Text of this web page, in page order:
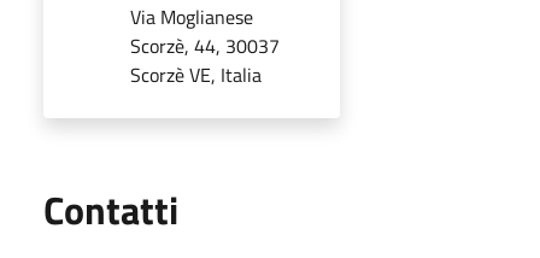
Via Moglianese
Scorzè, 44, 30037
Scorzè VE, Italia
Contatti